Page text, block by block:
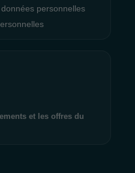
personnelles
et les offres du